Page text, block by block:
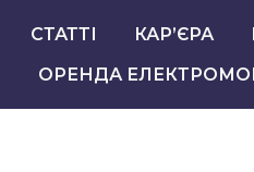
СТАТТІ КАР’ЄРА
ОРЕНДА